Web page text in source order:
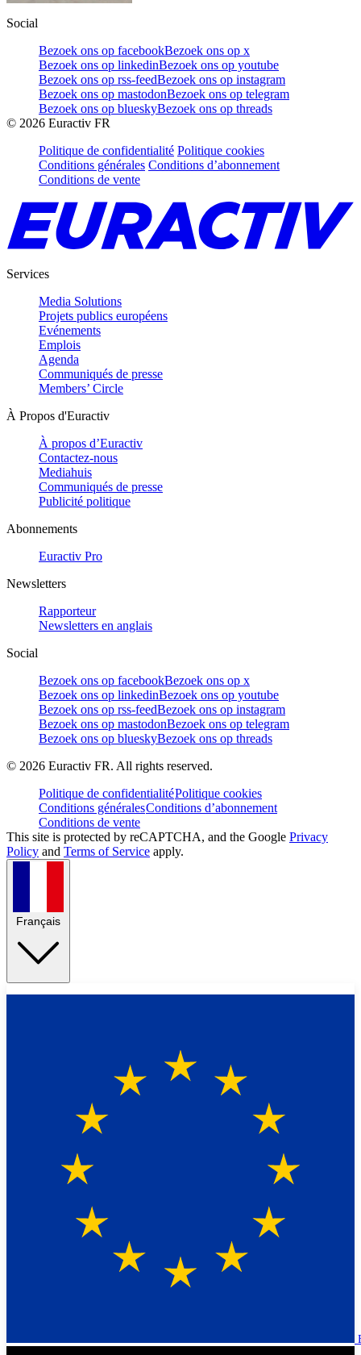
Social
Bezoek ons op facebookBezoek ons op x
Bezoek ons op linkedinBezoek ons op youtube
Bezoek ons op rss-feedBezoek ons op instagram
Bezoek ons op mastodonBezoek ons op telegram
Bezoek ons op blueskyBezoek ons op threads
© 2026 Euractiv FR
Politique de confidentialité Politique cookies
Conditions générales Conditions d’abonnement
Conditions de vente
Services
Media Solutions
Projets publics européens
Evénements
Emplois
Agenda
Communiqués de presse
Members’ Circle
À Propos d'Euractiv
À propos d’Euractiv
Contactez-nous
Mediahuis
Communiqués de presse
Publicité politique
Abonnements
Euractiv Pro
Newsletters
Rapporteur
Newsletters en anglais
Social
Bezoek ons op facebookBezoek ons op x
Bezoek ons op linkedinBezoek ons op youtube
Bezoek ons op rss-feedBezoek ons op instagram
Bezoek ons op mastodonBezoek ons op telegram
Bezoek ons op blueskyBezoek ons op threads
© 2026 Euractiv FR. All rights reserved.
Politique de confidentialitéPolitique cookies
Conditions généralesConditions d’abonnement
Conditions de vente
This site is protected by reCAPTCHA, and the Google Privacy
Policy and Terms of Service apply.
Français